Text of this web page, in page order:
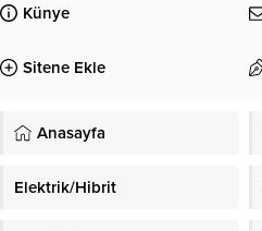
Künye
Sitene Ekle
Anasayfa
Elektrik/Hibrit